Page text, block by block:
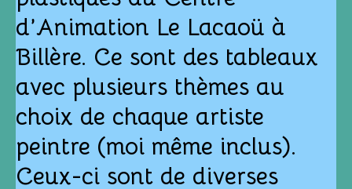
d’Animation Le Lacaoü à
Billère. Ce sont des tableaux
avec plusieurs thèmes au
choix de chaque artiste
peintre (moi même inclus).
Ceux-ci sont de diverses